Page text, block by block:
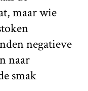
maar wie
negatieve
naar
smak